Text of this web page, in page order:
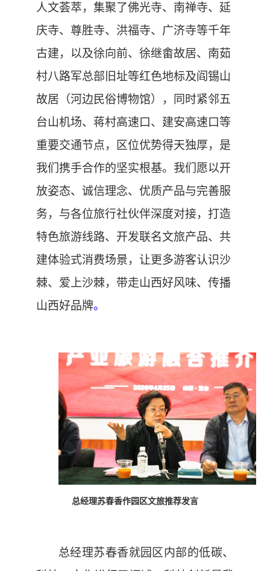
人文荟萃，集聚了佛光寺、南禅寺、延
庆寺、尊胜寺、洪福寺、广济寺等千年
古建，以及徐向前、徐继畬故居、南茹
村八路军总部旧址等红色地标及阎锡山
故居（河边民俗博物馆），同时紧邻五
台山机场、 蒋村高速口、建安高速口等
重要交通节点，
区位优势得天独厚，是
我们携手合作的坚实根基。我们愿以开
放姿态、诚信理念、优质产品与完善服
务，与各位旅行社伙伴深度对接，打造
特色旅游线路、开发联名文旅产品、共
建体验式消费场景，让更多游客认识沙
棘、爱上沙棘，带走山西好风味、传播
山西好品牌。
总经理苏春香作园区文旅推荐发言
总经理苏春香就园区内部的低碳、